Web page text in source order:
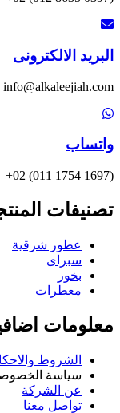
البريد الالكترونى
info@alkaleejiah.com
واتساب
(1697 1754 011) 02+
تصنيفات
عطور شرقية
سبراى
بخور
معطرات
معلومات
الشروط
سياسة
عن الشركة
تواصل معنا